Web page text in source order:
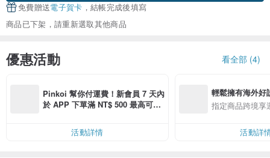
免費贈送電子賀卡 ，結帳完成後填寫
商品已下架，請重新選取其他商品
優惠活動 看全部 (4)
Pinkoi 幫你付運費！新會員 7 天內
於 APP 下單滿 NT$ 500 最高可折
活動詳情
輕鬆擁有海外好
指定商品跨境享
活動詳